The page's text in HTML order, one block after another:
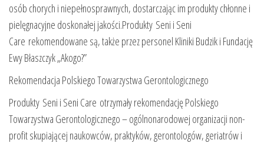
osób chorych i niepełnosprawnych, dostarczając im produkty chłonne i
pielęgnacyjne doskonałej jakości.Produkty Seni i Seni
Care rekomendowane są, także przez personel Kliniki Budzik i Fundację
Ewy Błaszczyk „Akogo?”
Rekomendacja Polskiego Towarzystwa Gerontologicznego
Produkty Seni i Seni Care otrzymały rekomendację Polskiego
Towarzystwa Gerontologicznego – ogólnonarodowej organizacji non-
profit skupiającej naukowców, praktyków, gerontologów, geriatrów i